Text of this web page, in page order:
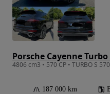
Porsche Cayenne
4806 cm3 • 570 CP • TURBO S
187 000 km